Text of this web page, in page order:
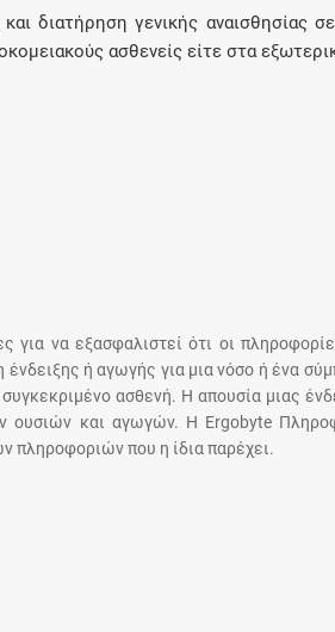
και τα εργαλεία του
για έναν μήνα
διατήρηση γενικής αναισθησίας
ασθενείς είτε στα
για να εξασφαλιστεί ότι οι
ένδειξης ή αγωγής για μια νόσο ή ένα
ασθενή. Η απουσία μιας
ουσιών και αγωγών. Η Ergobyte
πληροφοριών που η ίδια παρέχει.